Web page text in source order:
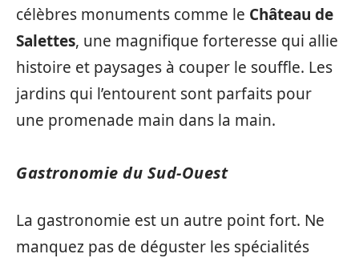
célèbres monuments comme le Château de
Salettes, une magnifique forteresse qui allie
histoire et paysages à couper le souffle. Les
jardins qui l’entourent sont parfaits pour
une promenade main dans la main.
Gastronomie du Sud-Ouest
La gastronomie est un autre point fort. Ne
manquez pas de déguster les spécialités